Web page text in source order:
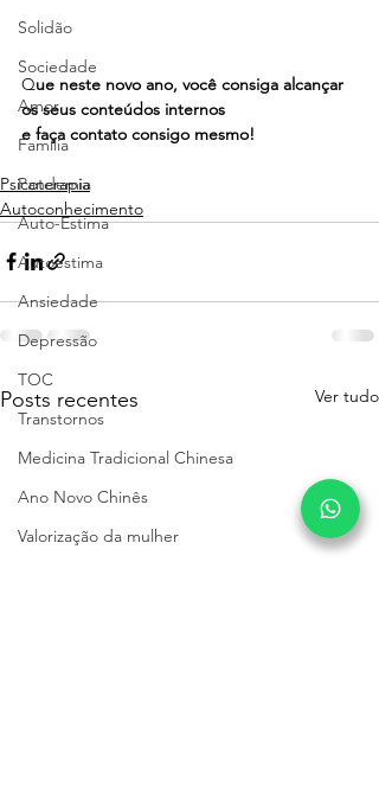
Solidão
Sociedade
Amor
Família
Pandemia
Auto-Estima
Autoestima
Ansiedade
Depressão
TOC
Transtornos
Medicina Tradicional Chinesa
Ano Novo Chinês
Valorização da mulher
Que neste novo ano, você consiga alcançar
os seus conteúdos internos
e faça contato consigo mesmo!
Psicoterapia
Autoconhecimento
Posts recentes Ver tudo